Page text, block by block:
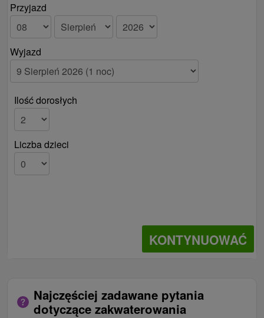
Przyjazd
Wyjazd
Ilość dorosłych
Liczba dzieci
KONTYNUOWAĆ
Najczęściej zadawane pytania
dotyczące zakwaterowania